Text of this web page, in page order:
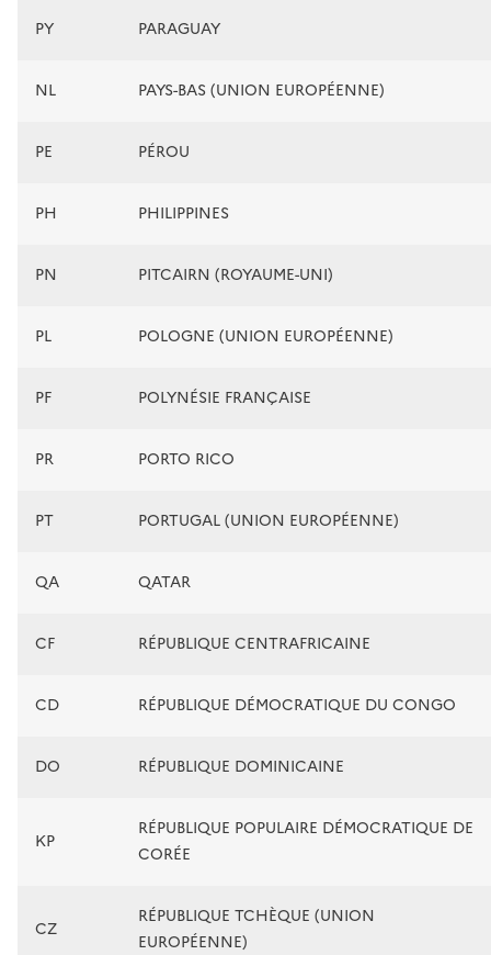
PY PARAGUAY
NL PAYS-BAS (UNION EUROPÉENNE)
PE PÉROU
PH PHILIPPINES
PN PITCAIRN (ROYAUME-UNI)
PL POLOGNE (UNION EUROPÉENNE)
PF POLYNÉSIE FRANÇAISE
PR PORTO RICO
PT PORTUGAL (UNION EUROPÉENNE)
QA QATAR
CF RÉPUBLIQUE CENTRAFRICAINE
CD RÉPUBLIQUE DÉMOCRATIQUE DU CONGO
DO RÉPUBLIQUE DOMINICAINE
KP
RÉPUBLIQUE POPULAIRE DÉMOCRATIQUE DE
CORÉE
CZ
RÉPUBLIQUE TCHÈQUE (UNION
EUROPÉENNE)